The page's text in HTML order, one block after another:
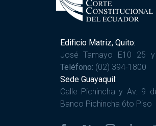
Edificio Matriz, Quito:
José Tamayo E10 25
Teléfono: (02) 394-1800
Sede Guayaquil:
Calle Pichincha y Av. 9
Banco Pichincha 6to Piso